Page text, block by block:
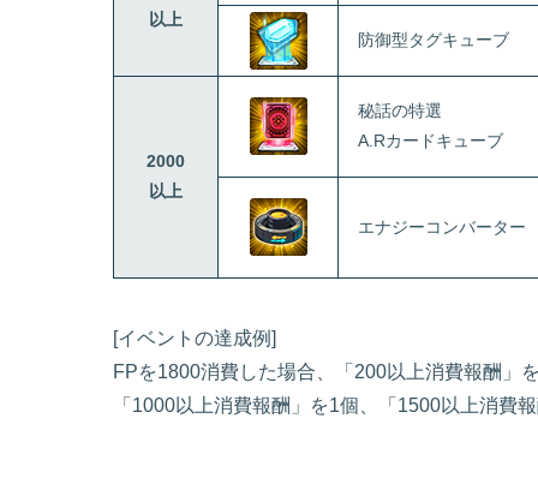
以上
防御型タグキューブ
2000
以上
秘話の特選
A.Rカードキューブ
エナジーコンバーター
[イベントの達成例]
FPを1800消費した場合、「200以上消費報酬」
「1000以上消費報酬」を1個、「1500以上消費